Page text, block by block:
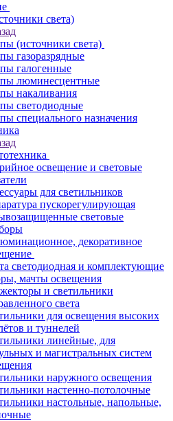
света)
(источники света)
газоразрядные
галогенные
люминесцентные
накаливания
светодиодные
специального назначения
освещение и световые
для светильников
пускорегулирующая
световые
декоративное
светодиодная и комплектующие
мачты освещения
и светильники
света
для освещения высоких
и туннелей
линейные, для
и магистральных систем
наружного освещения
настенно-потолочные
настольные, напольные,